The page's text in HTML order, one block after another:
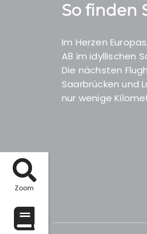
Zoom
So finden
Im Herzen
A8 im idyllischen
Die nächsten
Saarbrücken und
nur wenige